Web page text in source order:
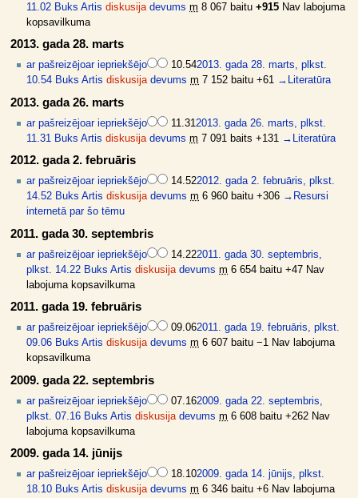
11.02 Buks Artis diskusija devums m 8 067 baitu +915 Nav labojuma
kopsavilkuma
2013. gada 28. marts
ar pašreizējoar iepriekšējo 10.542013. gada 28. marts, plkst.
10.54 Buks Artis diskusija devums m 7 152 baitu +61 → Literatūra
2013. gada 26. marts
ar pašreizējoar iepriekšējo 11.31 2013. gada 26. marts, plkst.
11.31
Buks Artis diskusija devums m 7 091 baits +131 → Literatūra
2012. gada 2. februāris
ar pašreizējoar iepriekšējo 14.522012. gada 2. februāris, plkst.
14.52 Buks Artis diskusija devums m 6 960 baitu +306 → Resursi
internetā par šo tēmu
2011. gada 30. septembris
ar pašreizējoar iepriekšējo 14.222011. gada 30. septembris,
plkst. 14.22 Buks Artis diskusija devums m 6 654 baitu +47 Nav
labojuma kopsavilkuma
2011. gada 19. februāris
ar pašreizējoar iepriekšējo 09.062011. gada 19. februāris, plkst.
09.06 Buks Artis diskusija devums m 6 607 baitu −1 Nav labojuma
kopsavilkuma
2009. gada 22. septembris
ar pašreizējoar iepriekšējo 07.162009. gada 22. septembris,
plkst. 07.16 Buks Artis diskusija devums m 6 608 baitu +262 Nav
labojuma kopsavilkuma
2009. gada 14. jūnijs
ar pašreizējoar iepriekšējo 18.102009. gada 14. jūnijs, plkst.
18.10 Buks Artis diskusija devums m 6 346 baitu +6 Nav labojuma